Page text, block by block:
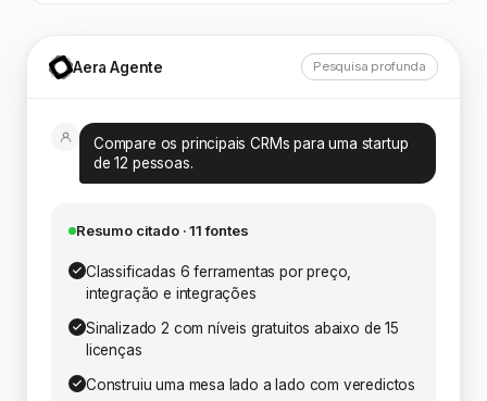
Aera Agente Pesquisa profunda
Compare os principais CRMs para uma startup
de 12 pessoas.
Resumo citado · 11 fontes
Classificadas 6 ferramentas por preço,
integração e integrações
Sinalizado 2 com níveis gratuitos abaixo de 15
licenças
Construiu uma mesa lado a lado com veredictos